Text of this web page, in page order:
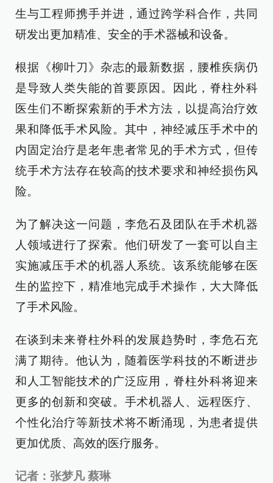
生与工程师携手并进，通过跨学科合作，共同
研发出更加精准、安全的手术器械和设备。
根据《柳叶刀》杂志的最新数据，腰椎疾病仍
是导致人类失能的首要原因。因此，脊柱外科
医生们不断探索新的手术方法，以提高治疗效
果和降低手术风险。其中，神经减压手术中的
内固定治疗是老年患者常见的手术方式，但传
统手术方法存在较高的技术要求和神经损伤风
险。
为了解决这一问题，李危石及团队在手术机器
人领域进行了探索。他们研发了一套可以自主
实施减压手术的机器人系统。该系统能够在医
生的监控下，精准地完成手术操作，大大降低
了手术风险。
在谈到未来脊柱外科的发展趋势时，李危石充
满了期待。他认为，随着医学科技的不断进步
和人工智能技术的广泛应用，脊柱外科将迎来
更多的创新和突破。手术机器人、远程医疗、
个性化治疗等新技术将不断涌现，为患者提供
更加优质、高效的医疗服务。
记者：张梦凡 蔡琳